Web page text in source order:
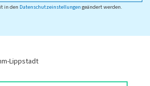
in den Datenschutzeinstellungen geändert werden.
Lippstadt